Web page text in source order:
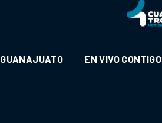
GUANAJUATO EN VIVO CONTIGO